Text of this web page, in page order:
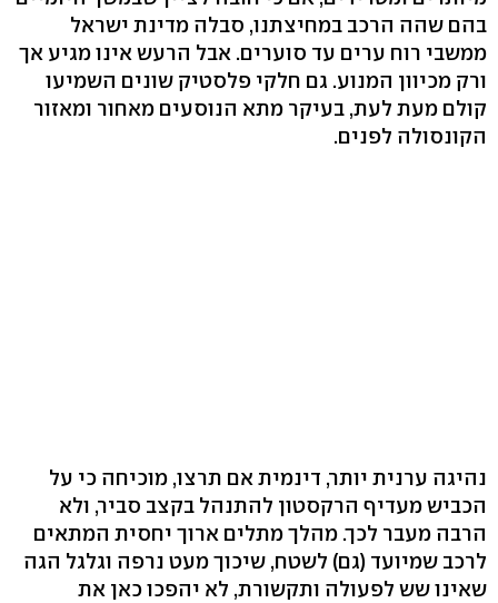
בהם שהה הרכב במחיצתנו, סבלה מדינת ישראל
ממשבי רוח ערים עד סוערים. אבל הרעש אינו מגיע אך
ורק מכיוון המנוע. גם חלקי פלסטיק שונים השמיעו
קולם מעת לעת, בעיקר מתא הנוסעים מאחור ומאזור
הקונסולה לפנים.
נהיגה ערנית יותר, דינמית אם תרצו, מוכיחה כי על
הכביש מעדיף הרקסטון להתנהל בקצב סביר, ולא
הרבה מעבר לכך. מהלך מתלים ארוך יחסית המתאים
לרכב שמיועד (גם) לשטח, שיכוך מעט נרפה וגלגל הגה
שאינו שש לפעולה ותקשורת, לא יהפכו כאן את